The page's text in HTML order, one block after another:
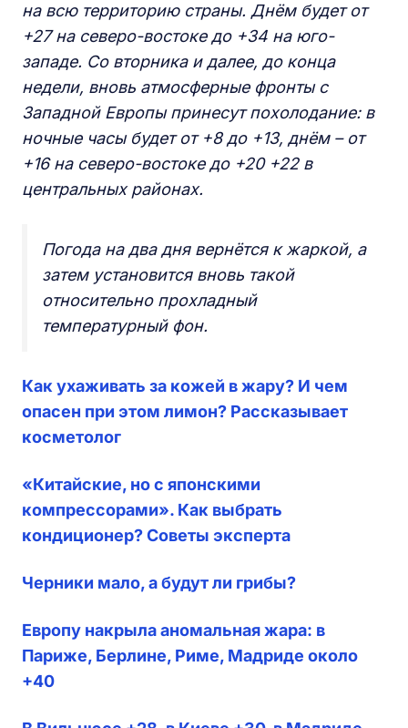
на всю территорию страны. Днём будет от
+27 на северо-востоке до +34 на юго-
западе. Со вторника и далее, до конца
недели, вновь атмосферные фронты с
Западной Европы принесут похолодание: в
ночные часы будет от +8 до +13, днём – от
+16 на северо-востоке до +20 +22 в
центральных районах.
Погода на два дня вернётся к жаркой, а
затем установится вновь такой
относительно прохладный
температурный фон.
Как ухаживать за кожей в жару? И чем
опасен при этом лимон? Рассказывает
косметолог
«Китайские, но с японскими
компрессорами». Как выбрать
кондиционер? Советы эксперта
Черники мало, а будут ли грибы?
Европу накрыла аномальная жара: в
Париже, Берлине, Риме, Мадриде около
+40